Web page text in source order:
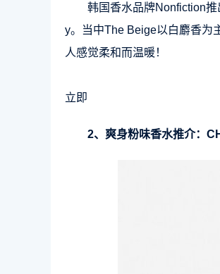
韩国香水品牌Nonfiction
y。当中The Beige以白麝香为
人感觉柔和而温暖！
立即
2、爽身粉味香水推介：